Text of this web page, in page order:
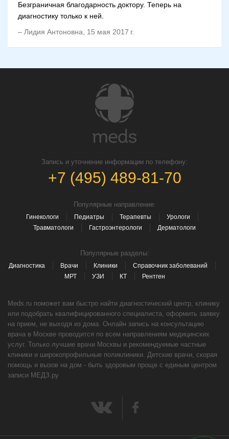
Безграничная благодарность доктору. Теперь на
диагностику только к ней.
– Лидия Антоновна, 15 мая 2017 г.
Запись и уточнение информации по телефону:
+7 (495) 489-81-70
Популярные направление:
Гинекологи Педиатры Терапевты
Урологи
Травматологи
Гастроэнтерологи Дерматологи
Популярные разделы:
Диагностика Врачи Клиники
Справочник заболеваний
МРТ
УЗИ КТ Рентген
Meds.ru поможет вам быстро найти диагностический центр, клинику
или подобрать квалифицированного специалиста, оформить заявку
на прием, не выходя из дома. Онлайн запись на консультацию
врача в Москве проводится по всем направлениям медицинских
услуг. Только лучшие врачи Москвы и рекомендуемые частные
клиники и широкопрофильные поликлиники. Детские врачи, скорая
помощь и вызов на дом - быть здоровым проще с единым центром
записи МЕДЗ.ру